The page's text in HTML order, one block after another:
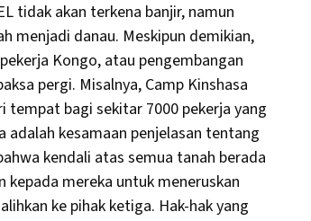
tidak akan terkena banjir, namun
menjadi danau. Meskipun demikian,
Kongo, atau pengembangan
pergi. Misalnya, Camp Kinshasa
tempat bagi sekitar 7000 pekerja yang
adalah kesamaan penjelasan tentang
kendali atas semua tanah berada
mereka untuk meneruskan
ke pihak ketiga. Hak-hak yang